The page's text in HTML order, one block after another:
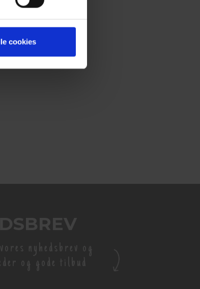
cookies
nyhedsbrev og
og gode tilbud